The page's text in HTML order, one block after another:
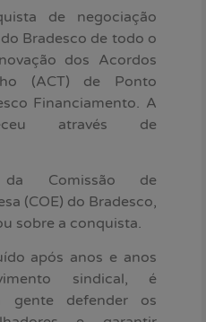
de negociação
Bradesco de todo o
dos Acordos
(ACT) de Ponto
Financiamento. A
através de
Comissão de
(COE) do Bradesco,
sobre a conquista.
após anos e anos
sindical, é
gente defender os